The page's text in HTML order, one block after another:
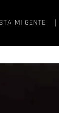
MI GENTE